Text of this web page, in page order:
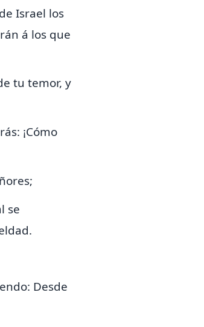
Israel los
á los que
tu temor, y
¡Cómo
se
Desde